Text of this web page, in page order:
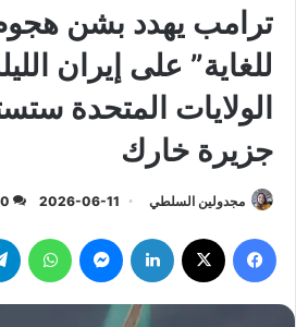
ترامب يهدد بشن
للغاية” على إيران
الولايات المتحدة
جزيرة خارك
مجدولين السلطي 2026-06-11
0